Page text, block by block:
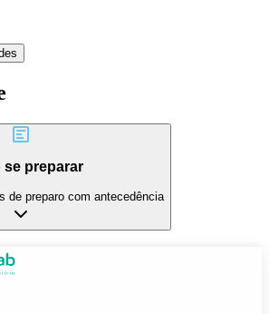
se preparar
de preparo com antecedência